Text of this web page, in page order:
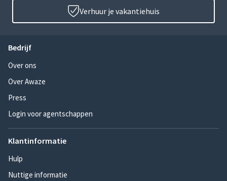
Verhuur je vakantiehuis
Bedrijf
Over ons
Over Awaze
Press
Login voor agentschappen
Klantinformatie
Hulp
Nuttige informatie